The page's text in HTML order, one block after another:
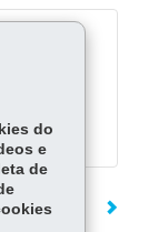
do
do
e
de